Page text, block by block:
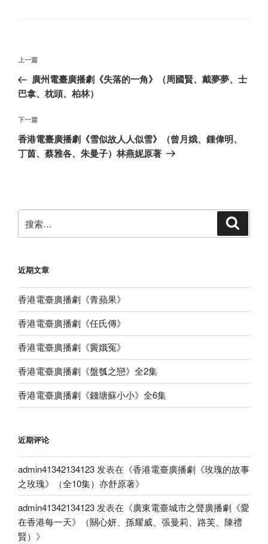
文
导
航
上
一
篇
章
上一篇
廣州電臺廣播劇《失落的一角》（周國賢、戴夢夢、士
巴拿、枕頭、柏林）
下
一
篇
下一篇
香港電臺廣播劇《雪似故人人似雪》（曾月娥、鍾偉明、
丁茵、蔡雅各、朱曼子）林燕妮原著
索：
近期文章
香港電臺廣播劇《青蘋果》
香港電臺廣播劇《任氏傳》
香港電臺廣播劇《竇娥冤》
香港電臺廣播劇《盤瓠之戀》全2集
香港電臺廣播劇《錢塘蘇小小》全6集
近期评论
admin41342134123 发表在《香港電臺廣播劇《玫瑰的故事
之玫瑰》（全10集）亦舒原著》
admin41342134123 发表在《廣東電臺城市之聲廣播劇《愛
在香港每一天》（關心妍、孫耀威、張曼莉、路芙、陳禮
賢） 》